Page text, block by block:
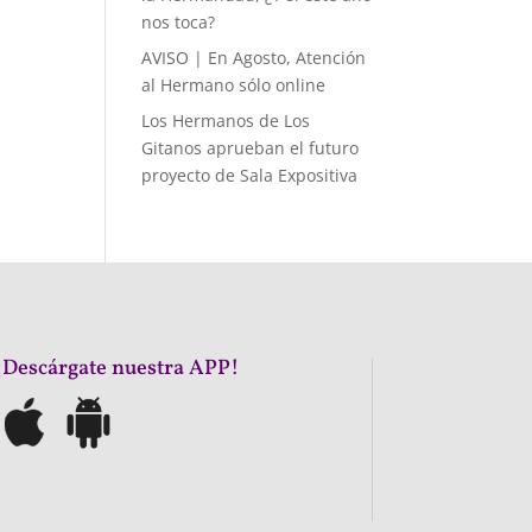
nos toca?
AVISO | En Agosto, Atención
al Hermano sólo online
Los Hermanos de Los
Gitanos aprueban el futuro
proyecto de Sala Expositiva
nuestra APP!